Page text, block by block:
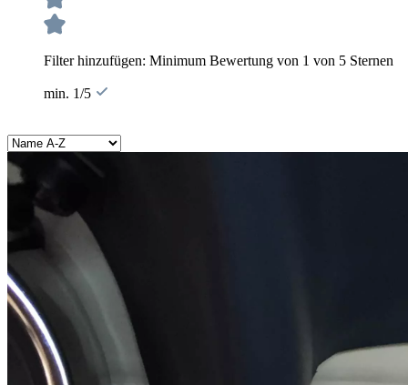
Filter hinzufügen: Minimum Bewertung von 1 von 5 Sternen
min. 1/5